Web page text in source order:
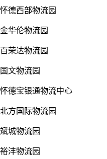
怀德西部物流园
金华伦物流园
百荣达物流园
国文物流园
怀德宝银通物流中心
北方国际物流园
斌城物流园
裕沣物流园